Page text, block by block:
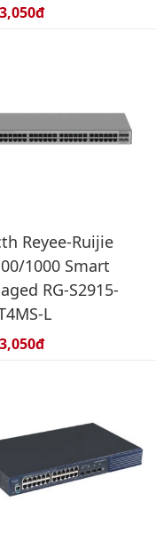
Reyee-Ruijie
1000 Smart
RG-S2915-
L